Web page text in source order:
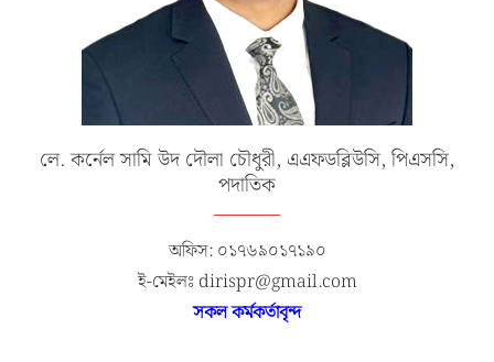
লে. কর্নেল সামি উদ দৌলা চৌধুরী, এএফডব্লিউসি, পিএসসি,
পদাতিক
অফিস: ০১৭৬৯০১৭১৯০
ই-মেইলঃ dirispr@gmail.com
সকল কর্মকর্তাবৃন্দ